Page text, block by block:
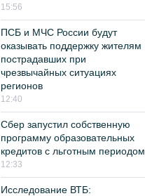
15:56
ПСБ и МЧС России будут
оказывать поддержку жителям
пострадавших при
чрезвычайных ситуациях
регионов
12:40
Сбер запустил собственную
программу образовательных
кредитов с льготным периодом
12:33
Исследование ВТБ: